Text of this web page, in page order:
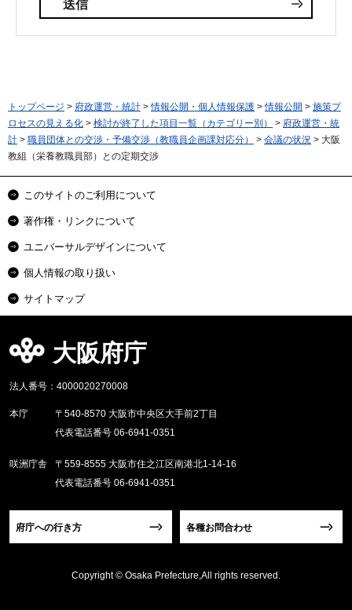
トップページ > 府政運営・統計 >情報公開・個人情報保護 >情報公開 > 施策プ
ロセスの見える化 > 検討が終了した項目一覧（カテゴリー別） > 府政運営・統
計 > 職員団体との交渉・予備交渉（教職員企画課対応分） > 会議の状況 > 大阪
教組（栄養教職員部）との定期交渉
このサイトのご利用について
著作権・リンクについて
ユニバーサルデザインについて
個人情報の取り扱い
サイトマップ
大阪府庁
法人番号：4000020270008
本庁
〒540-8570 大阪市中央区大手前2丁目
代表電話番号 06-6941-0351
咲洲庁舎
〒559-8555 大阪市住之江区南港北1-14-16
代表電話番号 06-6941-0351
府庁への行き方 各種お問合わせ
Copyright © Osaka Prefecture,All rights reserved.